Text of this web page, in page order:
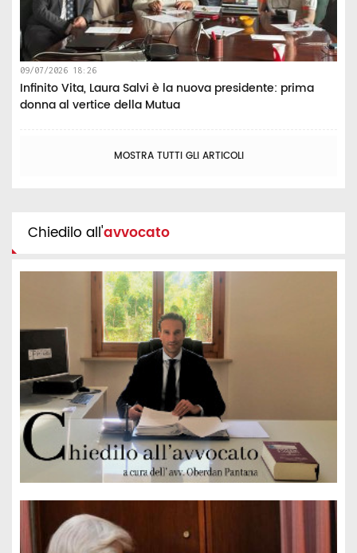
09/07/2026 18:26
Infinito Vita, Laura Salvi è la nuova presidente: prima
donna al vertice della Mutua
MOSTRA TUTTI GLI ARTICOLI
Chiedilo all'avvocato